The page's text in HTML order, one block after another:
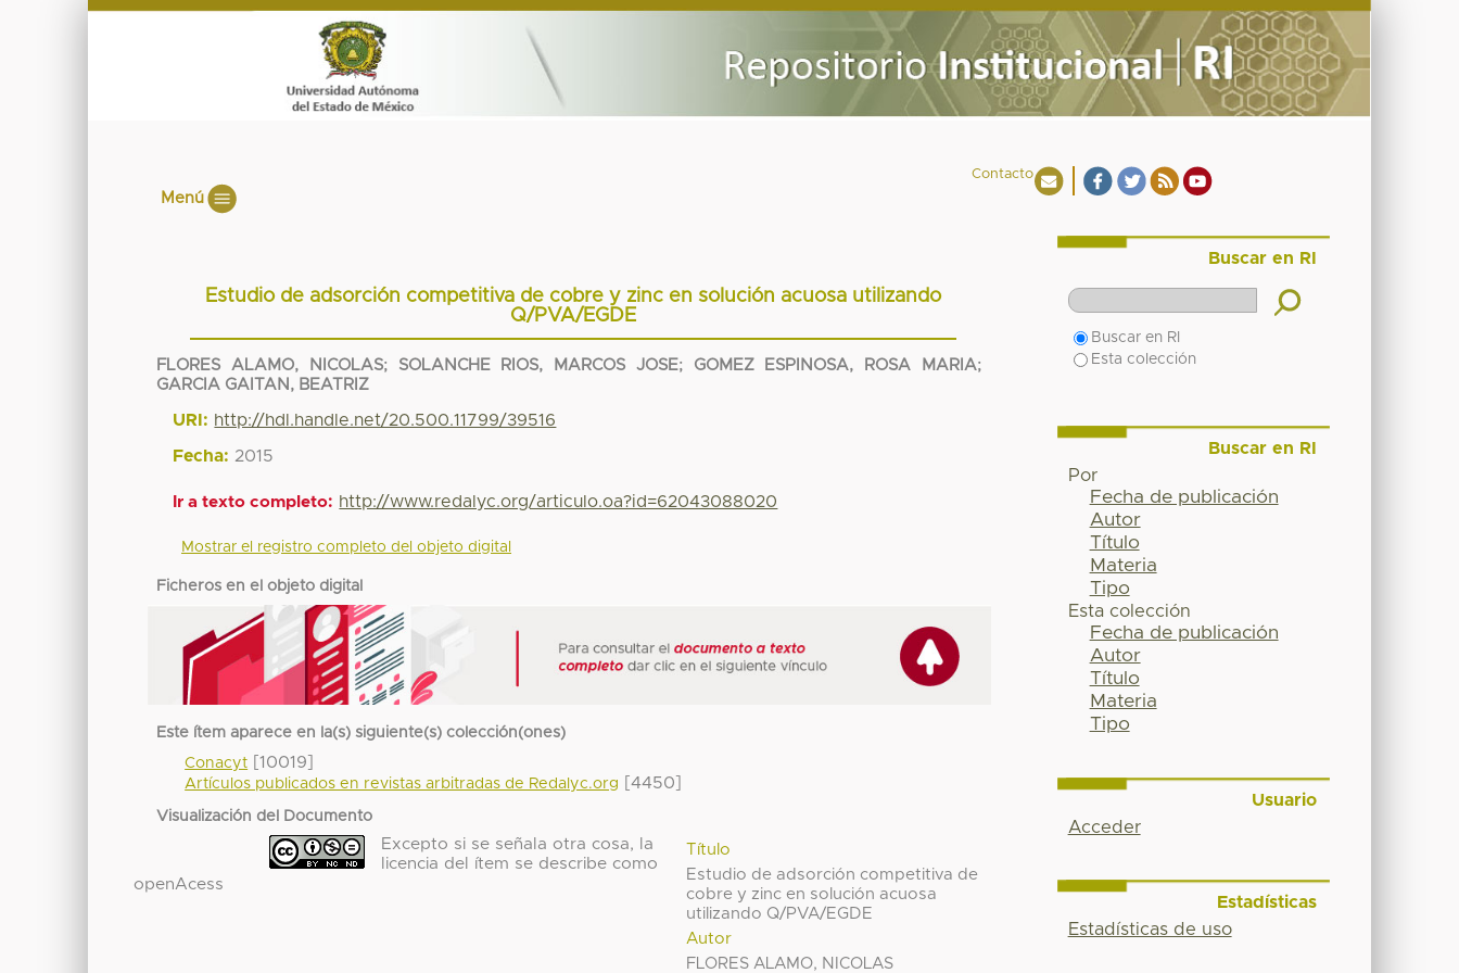
Contacto
Menú
Estudio de adsorción competitiva de cobre y zinc en solución acuosa utilizando
Q/PVA/EGDE
FLORES ALAMO, NICOLAS; SOLANCHE RIOS, MARCOS JOSE; GOMEZ ESPINOSA, ROSA MARIA;
GARCIA GAITAN, BEATRIZ
URI: http://hdl.handle.net/20.500.11799/39516
Fecha: 2015
Ir a texto completo: http://www.redalyc.org/articulo.oa?id=62043088020
Mostrar el registro completo del objeto digital
Ficheros en el objeto digital
Este ítem aparece en la(s) siguiente(s) colección(ones)
Conacyt [10019]
Artículos publicados en revistas arbitradas de Redalyc.org [4450]
Visualización del Documento
Título
Estudio de adsorción competitiva de
cobre y zinc en solución acuosa
utilizando Q/PVA/EGDE
Autor
FLORES ALAMO, NICOLAS
Excepto si se señala otra cosa, la
licencia del ítem se describe como
openAcess
Buscar en RI
Buscar en RI
Esta colección
Buscar en RI
Por
Fecha de publicación
Autor
Título
Materia
Tipo
Esta colección
Fecha de publicación
Autor
Título
Materia
Tipo
Usuario
Acceder
Estadísticas
Estadísticas de uso